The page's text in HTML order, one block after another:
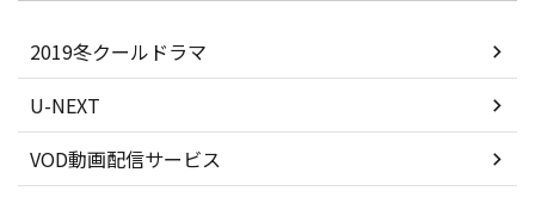
2019冬クールドラマ
U-NEXT
VOD動画配信サービス